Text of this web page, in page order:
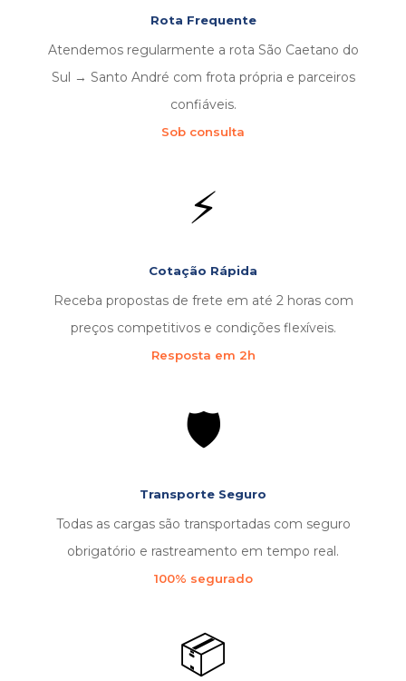
Rota Frequente
Atendemos regularmente a rota São Caetano do
Sul → Santo André com frota própria e parceiros
confiáveis.
Sob consulta
⚡
Cotação Rápida
Receba propostas de frete em até 2 horas com
preços competitivos e condições flexíveis.
Resposta em 2h
🛡️
Transporte Seguro
Todas as cargas são transportadas com seguro
obrigatório e rastreamento em tempo real.
100% segurado
📦